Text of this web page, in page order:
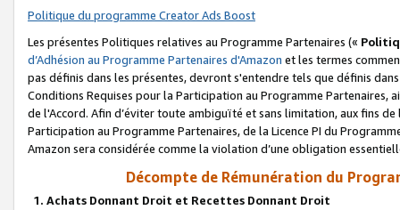
Politique du programme Creator Ads Boost
Les présentes Politiques relatives au Programme Partenaires («
d’Adhésion au Programme Partenaires d'Amazon et les termes
pas définis dans les présentes, devront s'entendre tels que définis
Conditions Requises pour la Participation au Programme Partenaires,
de l'Accord. Afin d’éviter toute ambiguïté et sans limitation, aux fins
Participation au Programme Partenaires, de la Licence PI du
Amazon sera considérée comme la violation d’une obligation
Décompte de Rémunération du
1. Achats Donnant Droit et Recettes Donnant Droit